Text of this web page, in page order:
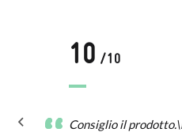
10 /10
Consiglio il